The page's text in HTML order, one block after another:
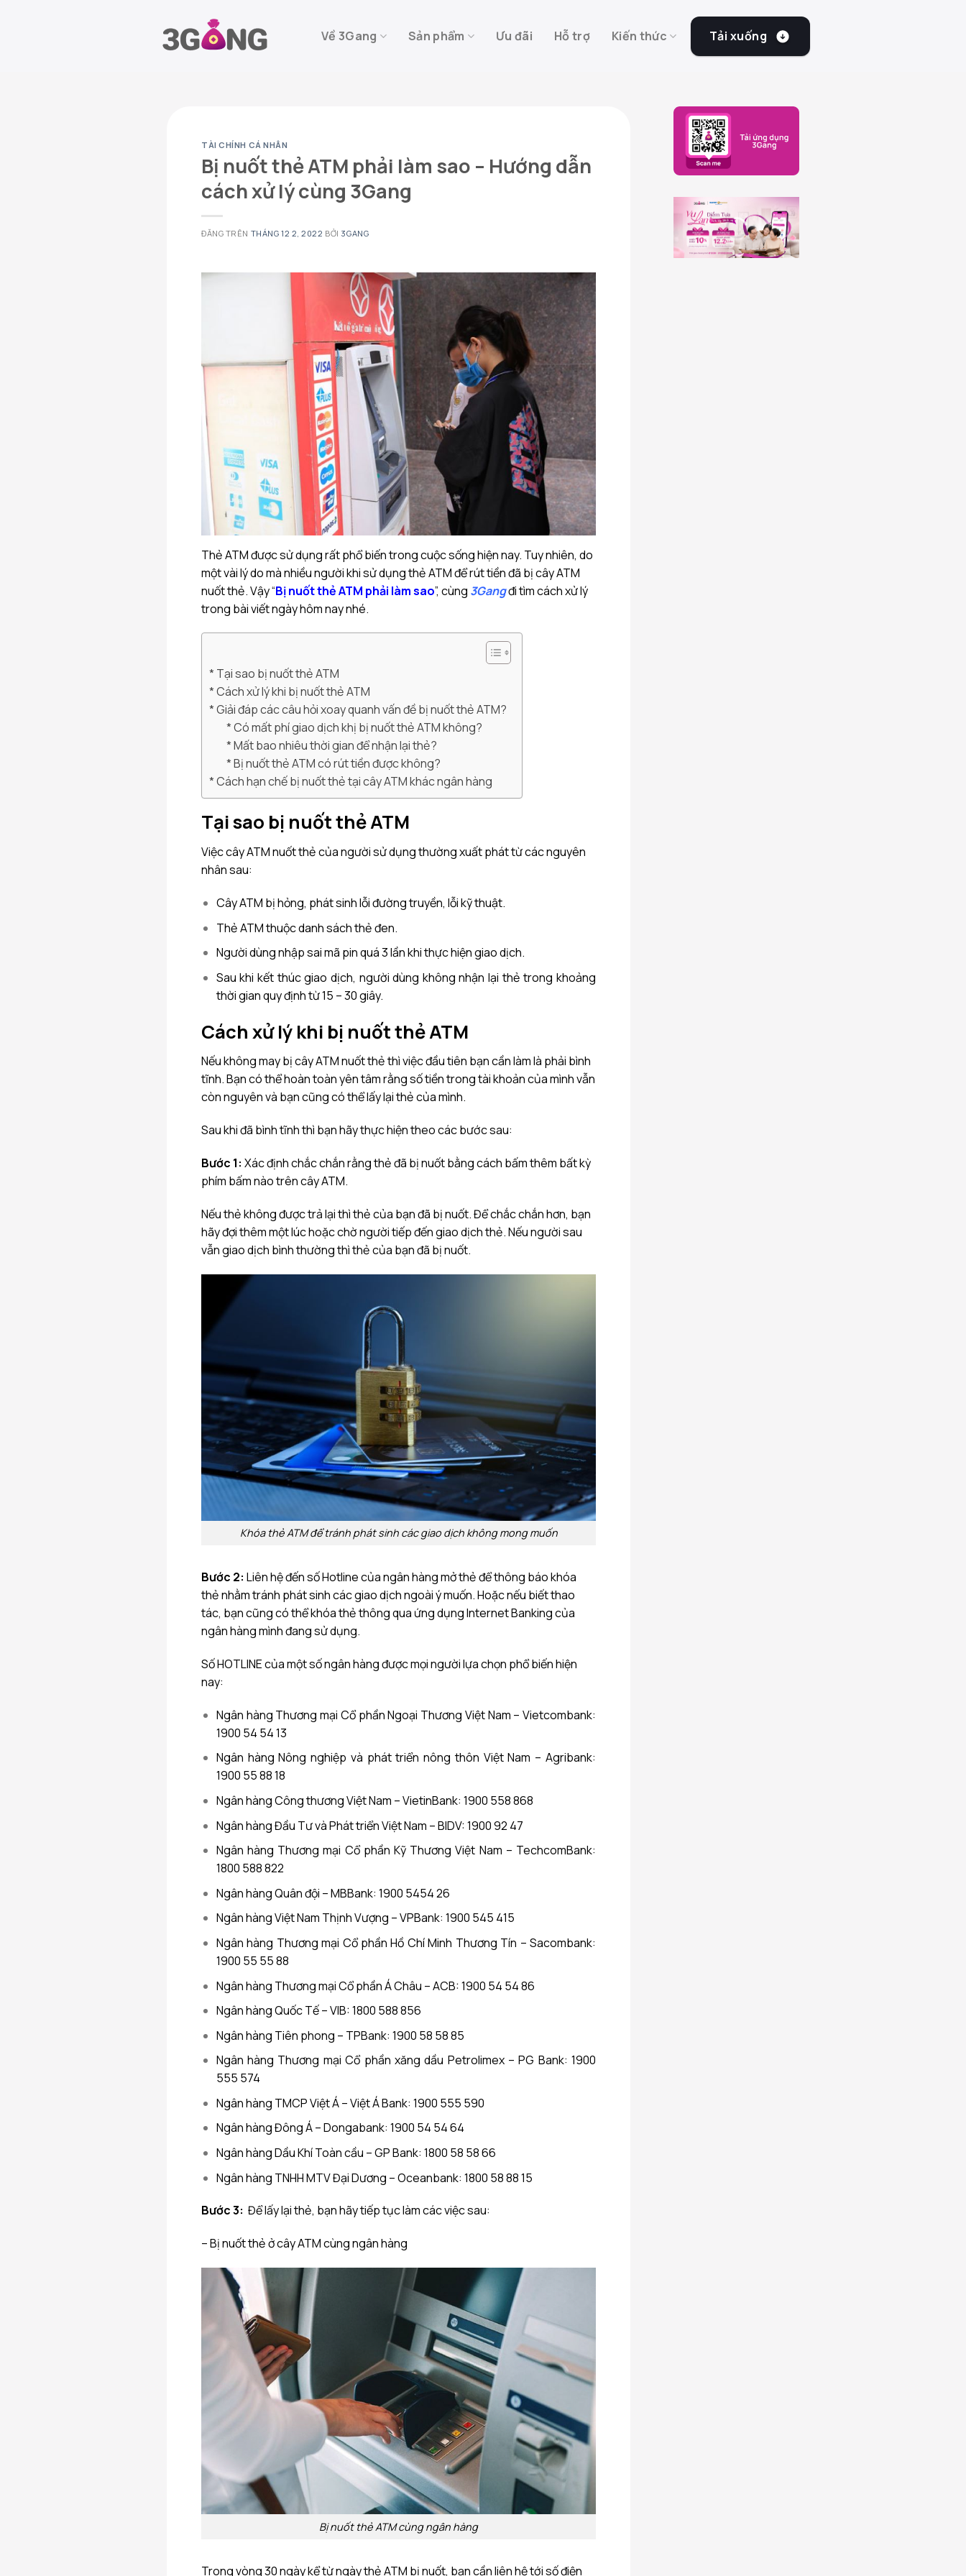
Về 3Gang Sản phẩm Ưu đãi Hỗ trợ Kiến thức Tải xuống
TÀI CHÍNH CÁ NHÂN
Bị nuốt thẻ ATM phải làm sao – Hướng dẫn
cách xử lý cùng 3Gang
ĐĂNG TRÊN THÁNG 12 2, 2022 BỞI 3GANG
Thẻ ATM được sử dụng rất phổ biến trong cuộc sống hiện nay. Tuy nhiên, do
một vài lý do mà nhiều người khi sử dụng thẻ ATM để rút tiền đã bị cây ATM
nuốt thẻ. Vậy “Bị nuốt thẻ ATM phải làm sao”, cùng 3Gangđi tìm cách xử lý
trong bài viết ngày hôm nay nhé.
Tại sao bị nuốt thẻ ATM
Cách xử lý khi bị nuốt thẻ ATM
Giải đáp các câu hỏi xoay quanh vấn đề bị nuốt thẻ ATM?
Có mất phí giao dịch khị bị nuốt thẻ ATM không?
Mất bao nhiêu thời gian để nhận lại thẻ?
Bị nuốt thẻ ATM có rút tiền được không?
Cách hạn chế bị nuốt thẻ tại cây ATM khác ngân hàng
Tại sao bị nuốt thẻ ATM
Việc cây ATM nuốt thẻ của người sử dụng thường xuất phát từ các nguyên
nhân sau:
Cây ATM bị hỏng, phát sinh lỗi đường truyền, lỗi kỹ thuật.
Thẻ ATM thuộc danh sách thẻ đen.
Người dùng nhập sai mã pin quá 3 lần khi thực hiện giao dịch.
Sau khi kết thúc giao dịch, người dùng không nhận lại thẻ trong khoảng
thời gian quy định từ 15 – 30 giây.
Cách xử lý khi bị nuốt thẻ ATM
Nếu không may bị cây ATM nuốt thẻ thì việc đầu tiên bạn cần làm là phải bình
tĩnh. Bạn có thể hoàn toàn yên tâm rằng số tiền trong tài khoản của mình vẫn
còn nguyên và bạn cũng có thể lấy lại thẻ của mình.
Sau khi đã bình tĩnh thì bạn hãy thực hiện theo các bước sau:
Bước 1: Xác định chắc chắn rằng thẻ đã bị nuốt bằng cách bấm thêm bất kỳ
phím bấm nào trên cây ATM.
Nếu thẻ không được trả lại thì thẻ của bạn đã bị nuốt. Để chắc chắn hơn, bạn
hãy đợi thêm một lúc hoặc chờ người tiếp đến giao dịch thẻ. Nếu người sau
vẫn giao dịch bình thường thì thẻ của bạn đã bị nuốt.
Khóa thẻ ATM để tránh phát sinh các giao dịch không mong muốn
Bước 2: Liên hệ đến số Hotline của ngân hàng mở thẻ để thông báo khóa
thẻ nhằm tránh phát sinh các giao dịch ngoài ý muốn. Hoặc nếu biết thao
tác, bạn cũng có thể khóa thẻ thông qua ứng dụng Internet Banking của
ngân hàng mình đang sử dụng.
Số HOTLINE của một số ngân hàng được mọi người lựa chọn phổ biến hiện
nay:
Ngân hàng Thương mại Cổ phần Ngoại Thương Việt Nam – Vietcombank:
1900 54 54 13
Ngân hàng Nông nghiệp và phát triển nông thôn Việt Nam – Agribank:
1900 55 88 18
Ngân hàng Công thương Việt Nam – VietinBank: 1900 558 868
Ngân hàng Đầu Tư và Phát triển Việt Nam – BIDV: 1900 92 47
Ngân hàng Thương mại Cổ phần Kỹ Thương Việt Nam – TechcomBank:
1800 588 822
Ngân hàng Quân đội – MBBank: 1900 5454 26
Ngân hàng Việt Nam Thịnh Vượng – VPBank: 1900 545 415
Ngân hàng Thương mại Cổ phần Hồ Chí Minh Thương Tín – Sacombank:
1900 55 55 88
Ngân hàng Thương mại Cổ phần Á Châu – ACB: 1900 54 54 86
Ngân hàng Quốc Tế – VIB: 1800 588 856
Ngân hàng Tiên phong – TPBank: 1900 58 58 85
Ngân hàng Thương mại Cổ phần xăng dầu Petrolimex – PG Bank: 1900
555 574
Ngân hàng TMCP Việt Á – Việt Á Bank: 1900 555 590
Ngân hàng Đông Á – Dongabank: 1900 54 54 64
Ngân hàng Dầu Khí Toàn cầu – GP Bank: 1800 58 58 66
Ngân hàng TNHH MTV Đại Dương – Oceanbank: 1800 58 88 15
Bước 3: Để lấy lại thẻ, bạn hãy tiếp tục làm các việc sau:
– Bị nuốt thẻ ở cây ATM cùng ngân hàng
Bị nuốt thẻ ATM cùng ngân hàng
Trong vòng 30 ngày kể từ ngày thẻ ATM bị nuốt, bạn cần liên hệ tới số điện